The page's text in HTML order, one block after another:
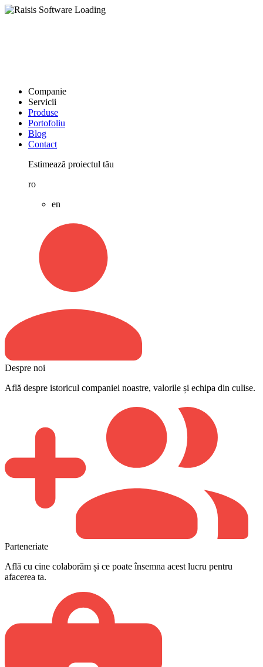
Companie
Servicii
Produse
Portofoliu
Blog
Contact
Estimează proiectul tău
ro
en
Despre noi
Află despre istoricul companiei noastre, valorile și echipa din culise.
Parteneriate
Află cu cine colaborăm și ce poate însemna acest lucru pentru
afacerea ta.